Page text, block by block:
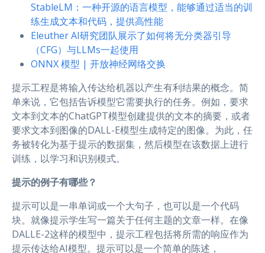
StableLM：一种开源的语言模型，能够通过适当的训
练生成文本和代码，提供高性能
Eleuther AI研究团队展示了如何将无分类器引导
（CFG）与LLMs一起使用
ONNX 模型 | 开放神经网络交换
提示工程是将输入传达给机器以产生有利结果的概念。简
单来说，它包括告诉模型它需要执行的任务。例如，要求
文本到文本的ChatGPT模型创建提供的文本的摘要，或者
要求文本到图像的DALL-E模型生成特定的图像。为此，任
务被转化为基于提示的数据集，然后模型在该数据上进行
训练，以学习和识别模式。
提示的例子有哪些？
提示可以是一串单词或一个大句子，也可以是一个代码
块。就像提示学生写一篇关于任何主题的文章一样。在像
DALLE-2这样的模型中，提示工程包括将所需的响应作为
提示传达给AI模型。提示可以是一个简单的陈述，